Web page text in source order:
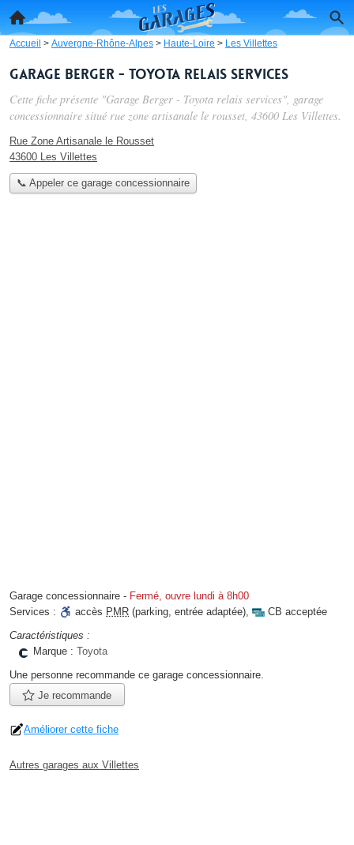
Accueil > Auvergne-Rhône-Alpes > Haute-Loire > Les Villettes
Garage Berger - Toyota relais services
Cette fiche présente "Garage Berger - Toyota relais services", garage
concessionnaire situé rue zone artisanale le rousset, 43600 Les Villettes.
Rue Zone Artisanale le Rousset
43600 Les Villettes
📞 Appeler ce garage concessionnaire
Garage concessionnaire - Fermé, ouvre lundi à 8h00
Services :
accès PMR (parking, entrée adaptée),
CB acceptée
Caractéristiques :
Marque : Toyota
Une personne recommande ce garage concessionnaire.
Je recommande
Améliorer cette fiche
Autres garages aux Villettes